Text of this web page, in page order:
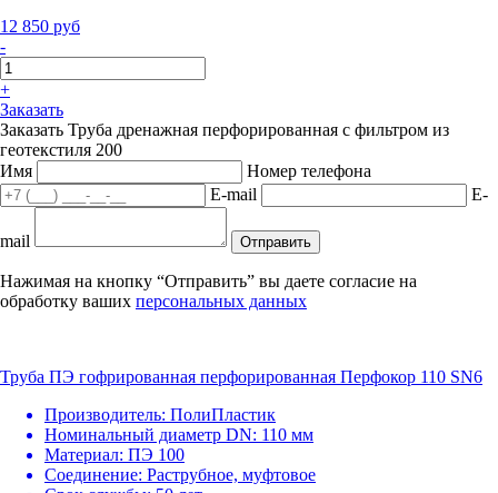
12 850 руб
-
+
Заказать
Заказать Труба дренажная перфорированная с фильтром из
геотекстиля 200
Имя
Номер телефона
E-mail
E-
mail Отправить
Нажимая на кнопку “Отправить” вы даете согласие на
обработку ваших персональных данных
Труба ПЭ гофрированная перфорированная Перфокор 110 SN6
Производитель: ПолиПластик
Номинальный диаметр DN: 110 мм
Материал: ПЭ 100
Соединение: Раструбное, муфтовое